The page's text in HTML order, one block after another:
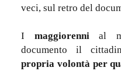
veci, sul retro del
I maggiorenni al
documento il
propria volontà per